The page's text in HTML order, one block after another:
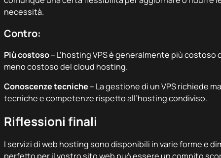
necessità.
Contro:
Più costoso– L’hosting VPS è generalmente più costoso
meno costoso del cloud hosting.
Conoscenze tecniche – La gestione di un VPS richiede
tecniche e competenze rispetto all’hosting condiviso.
Riflessioni finali
I servizi di web hosting sono disponibili in varie forme e